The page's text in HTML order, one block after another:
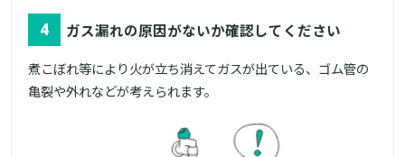
4 ガス漏れの原因がないか確認してください
煮こぼれ等により火が立ち消えてガスが出ている、ゴム管の
亀裂や外れなどが考えられます。